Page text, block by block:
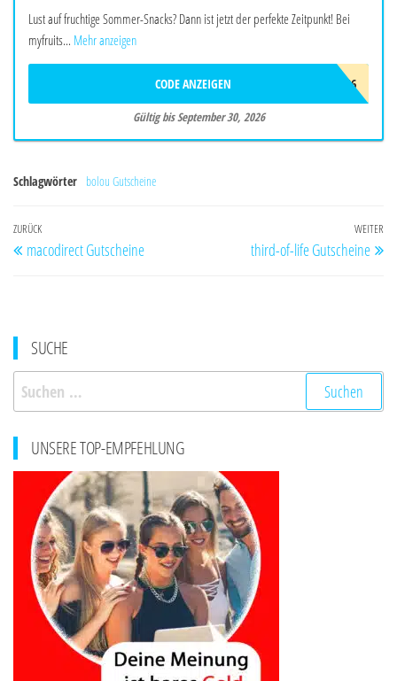
Lust auf fruchtige Sommer-Snacks? Dann ist jetzt der perfekte Zeitpunkt! Bei
myfruits... Mehr anzeigen
SOMMER26
CODE ANZEIGEN
Gültig bis September 30, 2026
Schlagwörter bolou Gutscheine
Beitragsnavigation
Vorheriger
Beitrag
ZURÜCK
macodirect Gutscheine
WEITER
third-of-life Gutscheine
SUCHE
Suchen
nach:
UNSERE TOP-EMPFEHLUNG